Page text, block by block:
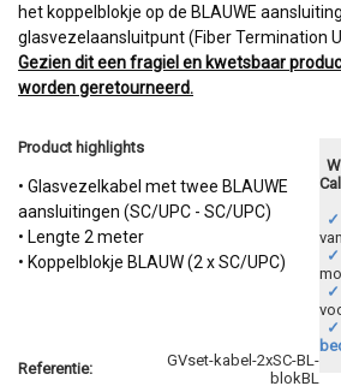
het koppelblokje op de BLAUWE
glasvezelaansluitpunt (Fiber Termination
Gezien dit een fragiel en kwetsbaar
worden geretourneerd.
Product highlights
• Glasvezelkabel met twee BLAUWE
aansluitingen (SC/UPC - SC/UPC)
• Lengte 2 meter
• Koppelblokje BLAUW (2 x SC/UPC)
✓
✓
✓
✓
Referentie:
GVset-kabel-2xSC-BL-
blokBL